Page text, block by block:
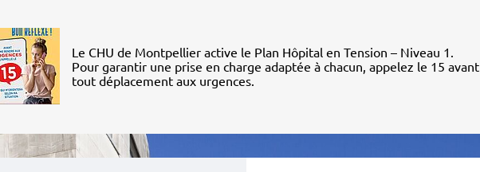
Le CHU de Montpellier active le Plan Hôpital en Tension – Niveau 1.
Pour garantir une prise en charge adaptée à chacun, appelez le 15 avant
tout déplacement aux urgences.